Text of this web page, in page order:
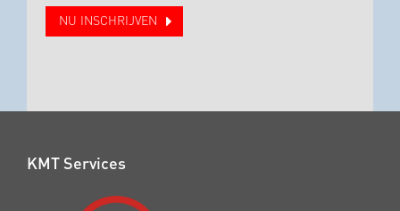
NU INSCHRIJVEN
KMT Services